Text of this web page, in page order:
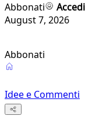
Abbonati
Accedi
August 7, 2026
Abbonati
Idee e Commenti